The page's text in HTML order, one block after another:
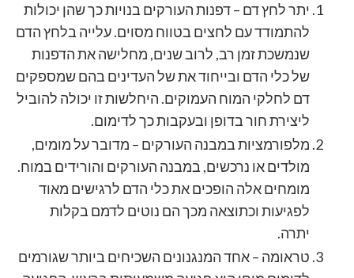
יתר לחץ דם – דפנות העורקים בנויות כך שהן יכולות
להתמודד עם לחצים בטווח מסוים. עלייה בלחץ הדם
שנמשכת זמן רב, לרוב שנים, מחלישה את הדפנות
של כלי הדם ובייחוד את של העדינים בהם שמספקים
דם לחלקי המוח העמוקים. היחלשות זו יכולה להוביל
ליצירת חור בדופן ובעקבות כך לדימום.
מלפורמציות במבנה העורקים – מדובר על מומים,
מולדים או נרכשים, במבנה העורקים והורידים במוח.
מומחים אלה הופכים את כלי הדם לרגישים מאוד
לפגיעות וכתוצאה מכך הם נוטים לדמם בקלות
יתרה.
טראומה – אחד המנגנונים השכיחים ביותר שגורמים